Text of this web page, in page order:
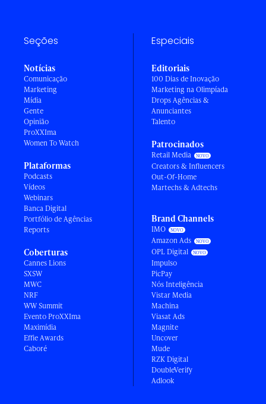
Seções
Notícias
Comunicação
Marketing
Mídia
Gente
Opinião
ProXXIma
Women To Watch
Plataformas
Podcasts
Vídeos
Webinars
Banca Digital
Portfólio de Agências
Reports
Coberturas
Cannes Lions
SXSW
MWC
NRF
WW Summit
Evento ProXXIma
Maximídia
Effie Awards
Caboré
Especiais
Editoriais
100 Dias de Inovação
Marketing na Olimpíada
Drops Agências &
Anunciantes
Talento
Patrocinados
Retail Media
Creators & Influencers
Out-Of-Home
Martechs & Adtechs
Brand Channels
IMO
Amazon Ads
OPL Digital
Impulso
PicPay
Nós Inteligência
Vistar Media
Machina
Viasat Ads
Magnite
Uncover
Mude
RZK Digital
DoubleVerify
Adlook